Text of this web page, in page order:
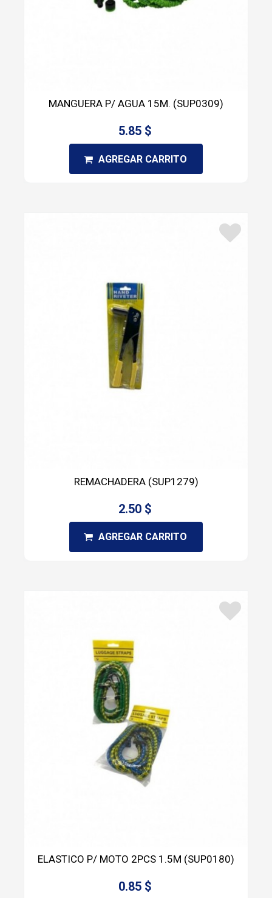
MANGUERA P/ AGUA 15M. (SUP0309)
5.85 $
AGREGAR CARRITO
REMACHADERA (SUP1279)
2.50 $
AGREGAR CARRITO
ELASTICO P/ MOTO 2PCS 1.5M (SUP0180)
0.85 $